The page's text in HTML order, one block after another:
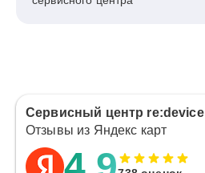
Сервисный центр re:device
Отзывы из Яндекс карт